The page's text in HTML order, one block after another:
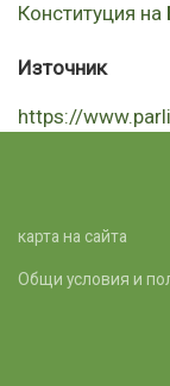
Конституция на
Източник
https://
карта на сайта
Общи условия и